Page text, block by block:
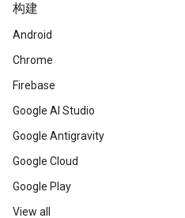
构建
Android
Chrome
Firebase
Google AI Studio
Google Antigravity
Google Cloud
Google Play
View all